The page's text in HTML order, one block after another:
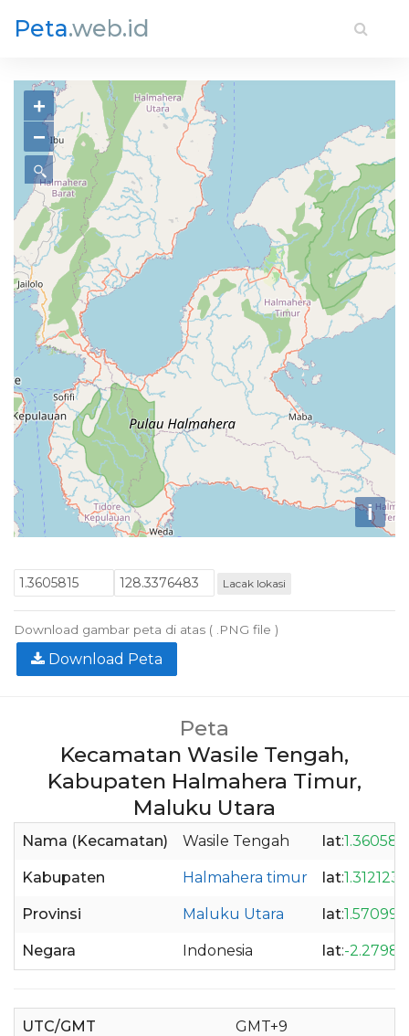
Peta.web.id
+
−
i
Lacak lokasi
Download gambar peta di atas ( .PNG file )
Download Peta
Peta
Kecamatan Wasile Tengah,
Kabupaten Halmahera Timur,
Maluku Utara
Nama (Kecamatan) Wasile Tengah lat:
Kabupaten Halmahera timur lat:1.3121235
Provinsi Maluku Utara lat:
Negara Indonesia lat:-
UTC/GMT GMT+9